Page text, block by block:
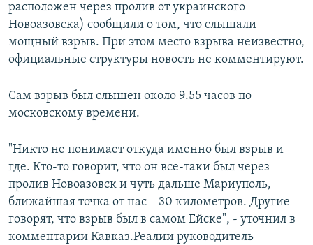
Все сайты РСЕ/РС
расположен через пролив от украинского
Новоазовска) сообщили о том, что слышали
мощный взрыв. При этом место взрыва неизвестно,
официальные структуры новость не комментируют.
Сам взрыв был слышен около 9.55 часов по
московскому времени.
"Никто не понимает откуда именно был взрыв и
где. Кто-то говорит, что он все-таки был через
пролив Новоазовск и чуть дальше Мариуполь,
ближайшая точка от нас – 30 километров. Другие
говорят, что взрыв был в самом Ейске", - уточнил в
комментарии Кавказ.Реалии руководитель